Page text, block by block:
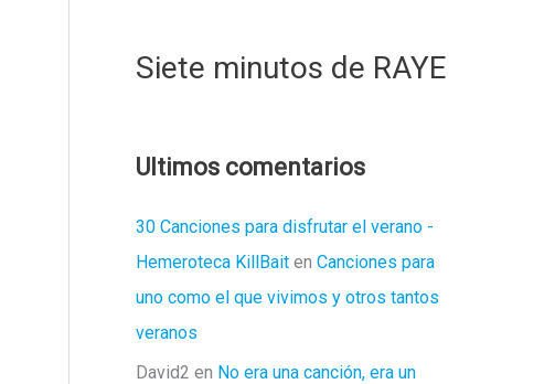
Siete minutos de RAYE
Ultimos comentarios
30 Canciones para disfrutar el verano -
Hemeroteca KillBait en Canciones para
uno como el que vivimos y otros tantos
veranos
David2 en No era una canción, era un